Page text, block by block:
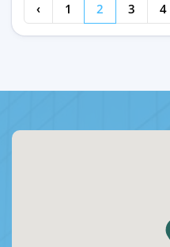
‹ 1 2 3 4